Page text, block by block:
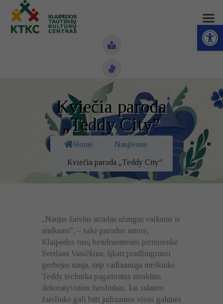
Open toolbar
Kviečia paroda
„Teddy City”
Home Naujienos
Kviečia paroda „Teddy City”
Naujienos
Struktūra ir kontaktai
Veiklos sritys
Administracinė informacija
Kontaktai
„Naujus žaislus atradau užaugus vaikams ir
anūkams”, – sakė parodos autorė,
Klaipėdos rusų bendruomenės pirmininkė
Svetlana Vasičkina, šįkart pradžiuginusi
gerbėjus nauja, taip vadinamąja meškiuko
Teddy technika pagamintus minkštus
dekoratyvinius žaisliukus, kai sukurto
žaisliuko gali būti judinamos visos galūnės